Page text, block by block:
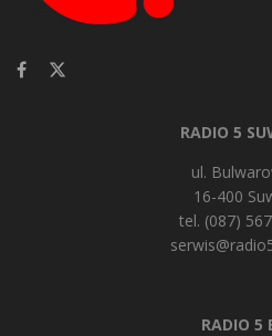
RADIO 5
ul.
16-400
tel. (087)
RADIO 5